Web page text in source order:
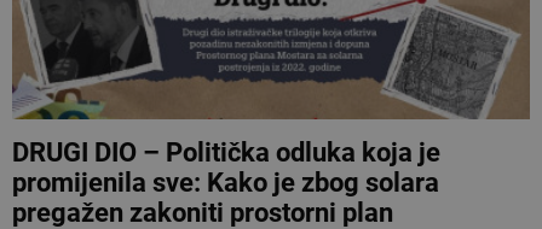
DRUGI DIO – Politička odluka koja je
promijenila sve: Kako je zbog solara
pregažen zakoniti prostorni plan